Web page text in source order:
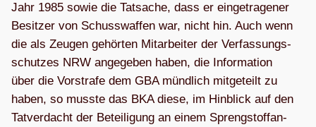
Jahr 1985 sowie die Tat­sa­che, dass er ein­ge­tra­ge­ner
Besit­zer von Schuss­waf­fen war, nicht hin. Auch wenn
die als Zeu­gen gehör­ten Mit­ar­bei­ter der Ver­fas­sungs­
schut­zes NRW ange­ge­ben haben, die Infor­ma­tion
über die Vor­strafe dem GBA münd­lich mit­ge­teilt zu
haben, so musste das BKA diese, im Hin­blick auf den
Tat­ver­dacht der Betei­li­gung an einem Spreng­stoff­an­